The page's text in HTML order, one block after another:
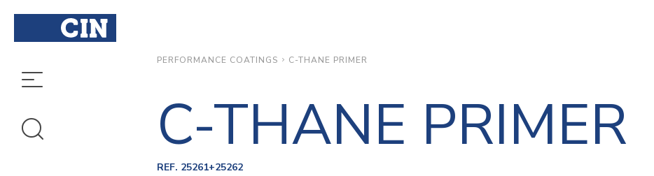
PERFORMANCE COATINGS C-THANE PRIMER
C-THANE PRIMER
REF. 25261+25262